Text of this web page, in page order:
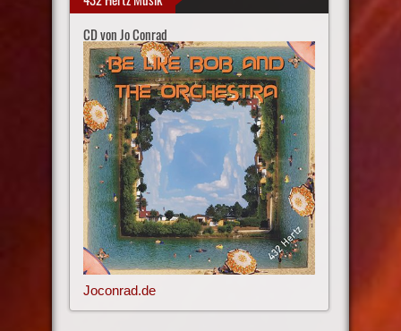
CD von Jo Conrad
Joconrad.de